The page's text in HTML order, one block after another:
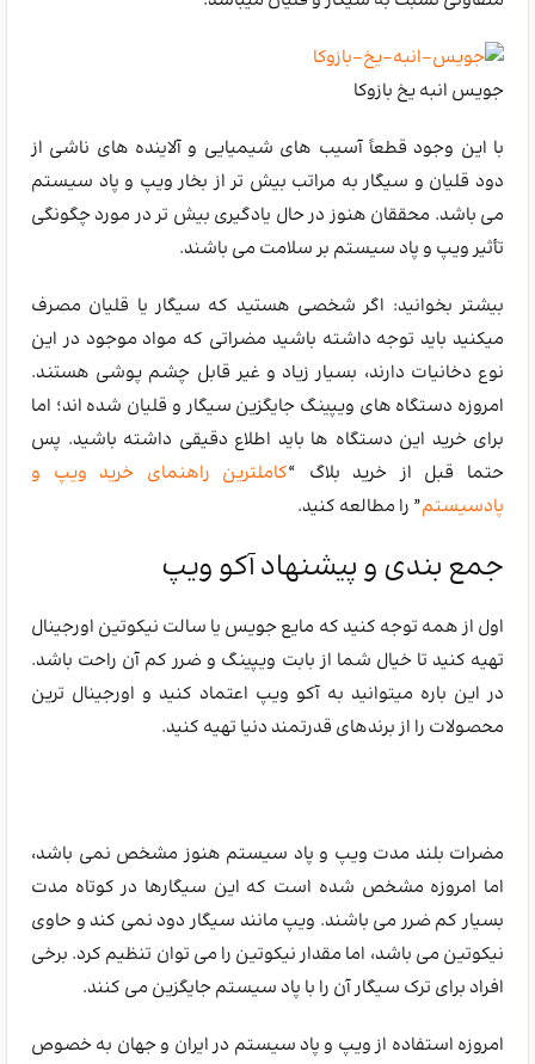
جویس انبه یخ بازوکا
با این وجود قطعاً آسیب های شیمیایی و آلاینده های ناشی از
دود قلیان و سیگار به مراتب بیش تر از بخار ویپ و پاد سیستم
می باشد. محققان هنوز در حال یادگیری بیش تر در مورد چگونگی
تأثیر ویپ و پاد سیستم بر سلامت می باشند.
بیشتر بخوانید: اگر شخصی هستید که سیگار یا قلیان مصرف
میکنید باید توجه داشته باشید مضراتی که مواد موجود در این
نوع دخانیات دارند، بسیار زیاد و غیر قابل چشم پوشی هستند.
امروزه دستگاه های ویپینگ جایگزین سیگار و قلیان شده اند؛ اما
برای خرید این دستگاه ها باید اطلاع دقیقی داشته باشید. پس
حتما قبل از خرید بلاگ “کاملترین راهنمای خرید ویپ و
پادسیستم” را مطالعه کنید.
جمع بندی و پیشنهاد آکو ویپ
اول از همه توجه کنید که مایع جویس یا سالت نیکوتین اورجینال
تهیه کنید تا خیال شما از بابت ویپینگ و ضرر کم آن راحت باشد.
در این باره میتوانید به آکو ویپ اعتماد کنید و اورجینال ترین
محصولات را از برندهای قدرتمند دنیا تهیه کنید.
مضرات بلند مدت ویپ و پاد سیستم هنوز مشخص نمی باشد،
اما امروزه مشخص شده است که این سیگارها در کوتاه مدت
بسیار کم ضرر می باشند. ویپ مانند سیگار دود نمی کند و حاوی
نیکوتین می باشد، اما مقدار نیکوتین را می توان تنظیم کرد. برخی
افراد برای ترک سیگار آن را با پاد سیستم جایگزین می کنند.
امروزه استفاده از ویپ و پاد سیستم در ایران و جهان به خصوص